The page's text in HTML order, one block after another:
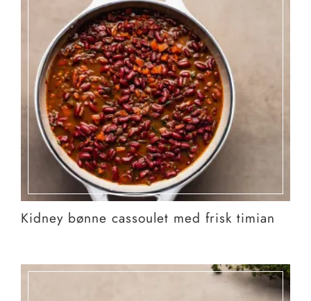
Kidney bønne cassoulet med frisk timian